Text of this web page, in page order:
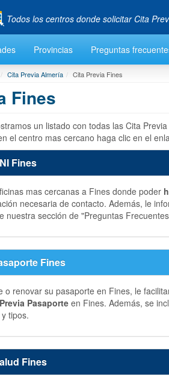
Todos los centros donde solicitar Cita
Provincias Preguntas
Cita Previa Almería Cita Previa Fines
Fines
un listado con todas las Cita
el centro mas cercano haga clic en el
Fines
mas cercanas a Fines donde poder
necesaria de contacto. Además, le
nuestra sección de "Preguntas
Fines
o renovar su pasaporte en Fines, le
Pasaporte en Fines. Además, se
tipos.
Fines